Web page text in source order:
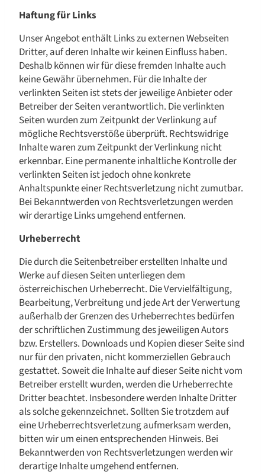
Haftung für Links
Unser Angebot enthält Links zu externen Webseiten
Dritter, auf deren Inhalte wir keinen Einfluss haben.
Deshalb können wir für diese fremden Inhalte auch
keine Gewähr übernehmen. Für die Inhalte der
verlinkten Seiten ist stets der jeweilige Anbieter oder
Betreiber der Seiten verantwortlich. Die verlinkten
Seiten wurden zum Zeitpunkt der Verlinkung auf
mögliche Rechtsverstöße überprüft. Rechtswidrige
Inhalte waren zum Zeitpunkt der Verlinkung nicht
erkennbar. Eine permanente inhaltliche Kontrolle der
verlinkten Seiten ist jedoch ohne konkrete
Anhaltspunkte einer Rechtsverletzung nicht zumutbar.
Bei Bekanntwerden von Rechtsverletzungen werden
wir derartige Links umgehend entfernen.
Urheberrecht
Die durch die Seitenbetreiber erstellten Inhalte und
Werke auf diesen Seiten unterliegen dem
österreichischen Urheberrecht. Die Vervielfältigung,
Bearbeitung, Verbreitung und jede Art der Verwertung
außerhalb der Grenzen des Urheberrechtes bedürfen
der schriftlichen Zustimmung des jeweiligen Autors
bzw. Erstellers. Downloads und Kopien dieser Seite sind
nur für den privaten, nicht kommerziellen Gebrauch
gestattet. Soweit die Inhalte auf dieser Seite nicht vom
Betreiber erstellt wurden, werden die Urheberrechte
Dritter beachtet. Insbesondere werden Inhalte Dritter
als solche gekennzeichnet. Sollten Sie trotzdem auf
eine Urheberrechtsverletzung aufmerksam werden,
bitten wir um einen entsprechenden Hinweis. Bei
Bekanntwerden von Rechtsverletzungen werden wir
derartige Inhalte umgehend entfernen.